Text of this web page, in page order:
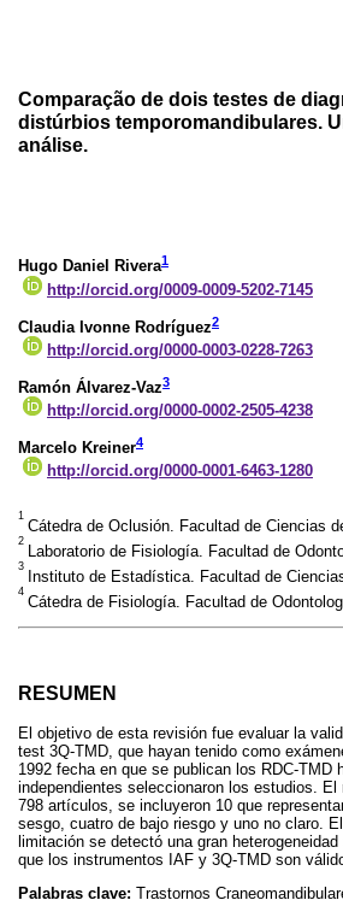
Comparação de dois testes de
distúrbios temporomandibulares.
análise.
Hugo Daniel Rivera1
http://orcid.org/0009-0009-5202-7145
Claudia Ivonne Rodríguez2
http://orcid.org/0000-0003-0228-7263
Ramón Álvarez-Vaz3
http://orcid.org/0000-0002-2505-4238
Marcelo Kreiner4
http://orcid.org/0000-0001-6463-1280
1
Cátedra de Oclusión. Facultad de Ciencias
2
Laboratorio de Fisiología. Facultad de
3
Instituto de Estadística. Facultad de
4
Cátedra de Fisiología. Facultad de
RESUMEN
El objetivo de esta revisión fue evaluar la
test 3Q-TMD, que hayan tenido como
1992 fecha en que se publican los RDC-
independientes seleccionaron los estudios.
798 artículos, se incluyeron 10 que
sesgo, cuatro de bajo riesgo y uno no claro.
limitación se detectó una gran
que los instrumentos IAF y 3Q-TMD son
Palabras clave: Trastornos